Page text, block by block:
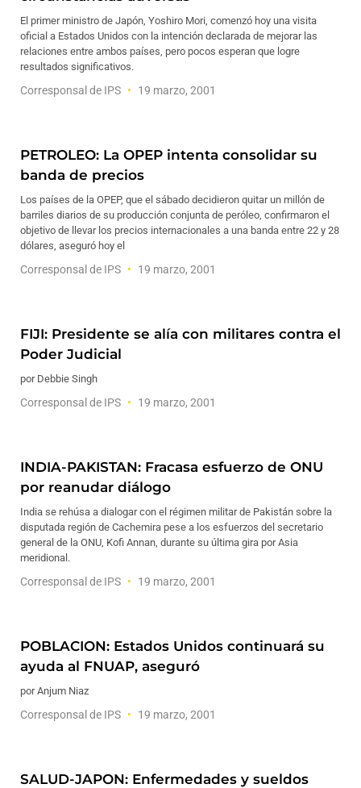
El primer ministro de Japón, Yoshiro Mori, comenzó hoy una visita
oficial a Estados Unidos con la intención declarada de mejorar las
relaciones entre ambos países, pero pocos esperan que logre
resultados significativos.
Corresponsal de IPS 19 marzo, 2001
PETROLEO: La OPEP intenta consolidar su
banda de precios
Los países de la OPEP, que el sábado decidieron quitar un millón de
barriles diarios de su producción conjunta de peróleo, confirmaron el
objetivo de llevar los precios internacionales a una banda entre 22 y 28
dólares, aseguró hoy el
Corresponsal de IPS 19 marzo, 2001
FIJI: Presidente se alía con militares contra el
Poder Judicial
por Debbie Singh
Corresponsal de IPS 19 marzo, 2001
INDIA-PAKISTAN: Fracasa esfuerzo de ONU
por reanudar diálogo
India se rehúsa a dialogar con el régimen militar de Pakistán sobre la
disputada región de Cachemira pese a los esfuerzos del secretario
general de la ONU, Kofi Annan, durante su última gira por Asia
meridional.
Corresponsal de IPS 19 marzo, 2001
POBLACION: Estados Unidos continuará su
ayuda al FNUAP, aseguró
por Anjum Niaz
Corresponsal de IPS 19 marzo, 2001
SALUD-JAPON: Enfermedades y sueldos